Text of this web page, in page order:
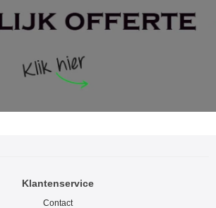
Klantenservice
Contact